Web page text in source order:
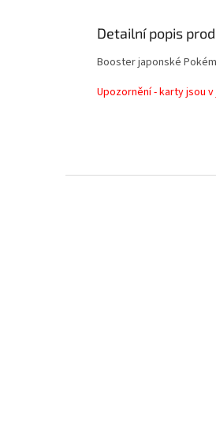
Detailní popis
Booster japonské
Upozornění - karty jsou